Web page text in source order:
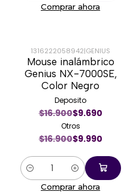
Comprar ahora
-41%
1316222058942|GENIUS
Mouse inalámbrico
Genius NX-7000SE,
Color Negro
Deposito
$16.900$9.690
Otros
$16.900$9.990
Cantidad
Comprar ahora